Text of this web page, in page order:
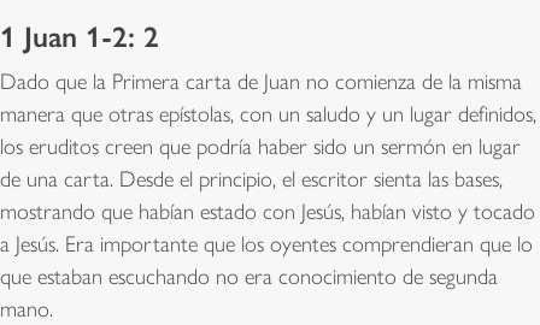
1 Juan 1-2: 2
Dado que la Primera carta de Juan no comienza de la misma
manera que otras epístolas, con un saludo y un lugar definidos,
los eruditos creen que podría haber sido un sermón en lugar
de una carta. Desde el principio, el escritor sienta las bases,
mostrando que habían estado con Jesús, habían visto y tocado
a Jesús. Era importante que los oyentes comprendieran que lo
que estaban escuchando no era conocimiento de segunda
mano.